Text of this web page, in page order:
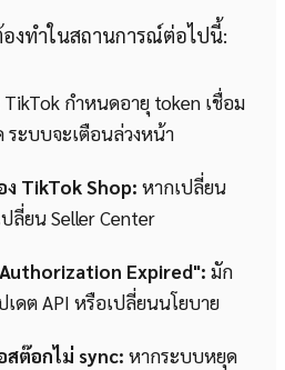
งทำในสถานการณ์ต่อไปนี้:
TikTok กำหนดอายุ token เชื่อม
ะบบจะเตือนล่วงหน้า
TikTok Shop: หากเปลี่ยน
ลี่ยน Seller Center
Expired": มัก
เดต API หรือเปลี่ยนนโยบาย
สต๊อกไม่ sync: หากระบบหยุด